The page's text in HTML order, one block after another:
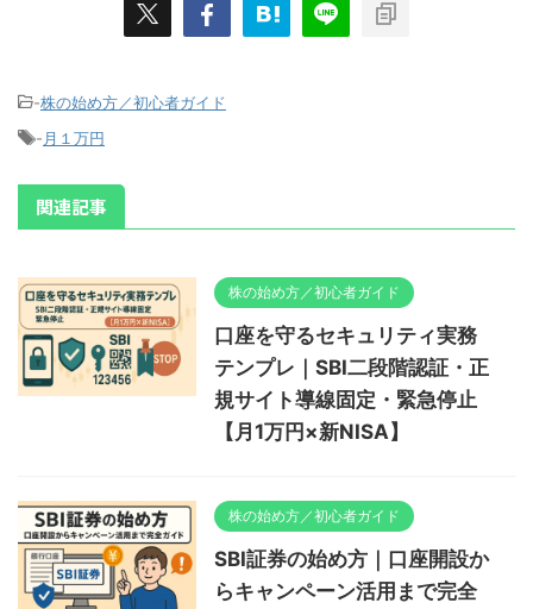
-株の始め方／初心者ガイド
- 月１万円
関連記事
株の始め方／初心者ガイド
口座を守るセキュリティ実務
テンプレ｜SBI二段階認証・正
規サイト導線固定・緊急停止
【月1万円×新NISA】
株の始め方／初心者ガイド
SBI証券の始め方｜口座開設か
らキャンペーン活用まで完全